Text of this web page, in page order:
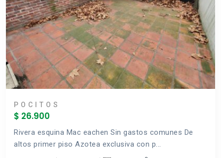
POCITOS
$ 26.900
Rivera esquina Mac eachen Sin gastos comunes De
altos primer piso Azotea exclusiva con p...